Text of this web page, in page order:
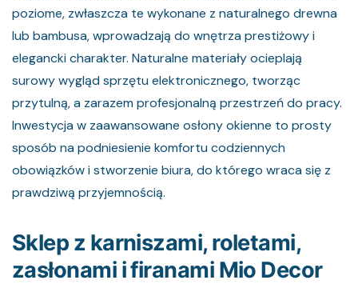
poziome, zwłaszcza te wykonane z naturalnego drewna
lub bambusa, wprowadzają do wnętrza prestiżowy i
elegancki charakter. Naturalne materiały ocieplają
surowy wygląd sprzętu elektronicznego, tworząc
przytulną, a zarazem profesjonalną przestrzeń do pracy.
Inwestycja w zaawansowane osłony okienne to prosty
sposób na podniesienie komfortu codziennych
obowiązków i stworzenie biura, do którego wraca się z
prawdziwą przyjemnością.
Sklep z karniszami, roletami,
zasłonami i firanami Mio Decor